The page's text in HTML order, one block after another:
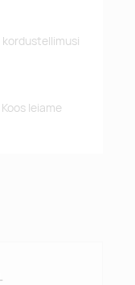
kordustellimusi
leiame